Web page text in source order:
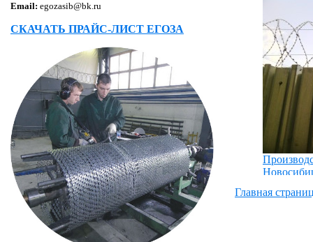
Email: egozasib@bk.ru
СКАЧАТЬ ПРАЙС-ЛИСТ ЕГОЗА
Главная